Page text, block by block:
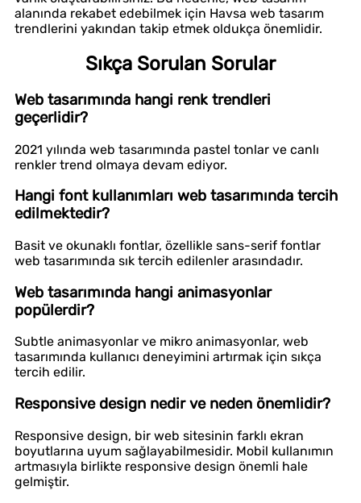
alanında rekabet edebilmek için Havsa web tasarım
trendlerini yakından takip etmek oldukça önemlidir.
Sıkça Sorulan Sorular
Web tasarımında hangi renk trendleri
geçerlidir?
2021 yılında web tasarımında pastel tonlar ve canlı
renkler trend olmaya devam ediyor.
Hangi font kullanımları web tasarımında tercih
edilmektedir?
Basit ve okunaklı fontlar, özellikle sans-serif fontlar
web tasarımında sık tercih edilenler arasındadır.
Web tasarımında hangi animasyonlar
popülerdir?
Subtle animasyonlar ve mikro animasyonlar, web
tasarımında kullanıcı deneyimini artırmak için sıkça
tercih edilir.
Responsive design nedir ve neden önemlidir?
Responsive design, bir web sitesinin farklı ekran
boyutlarına uyum sağlayabilmesidir. Mobil kullanımın
artmasıyla birlikte responsive design önemli hale
gelmiştir.